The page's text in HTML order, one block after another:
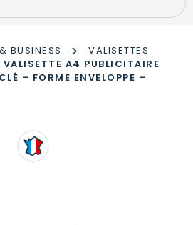
BUSINESS >
VALISETTES
VALISETTE A4 PUBLICITAIRE
– FORME ENVELOPPE –